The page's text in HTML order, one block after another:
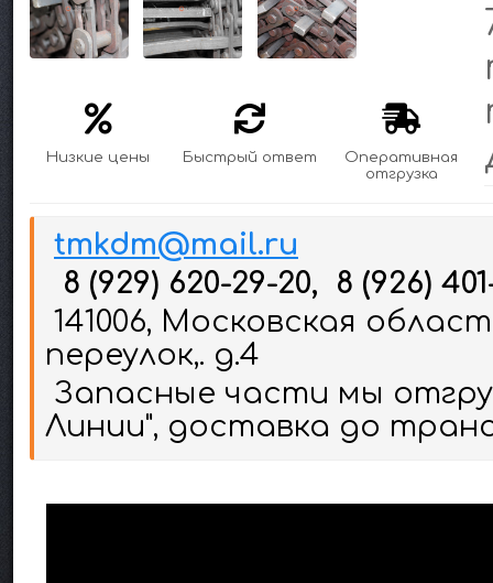
Низкие цены Быстрый ответ
Оперативная
отгрузка
tmkdm@mail.ru
8 (929) 620-29-20, 8 (926)
141006, Московская
переулок,. д.4
Запасные части мы
Линии", доставка до